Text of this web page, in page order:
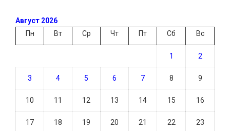
Август 2026
Пн
Вт Ср Чт Пт Сб Вс
1 2
3 4 5 6 7 8 9
10 11 12 13 14 15 16
17 18 19 20 21 22 23